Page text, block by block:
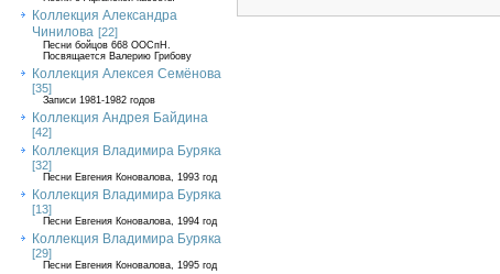
Коллекция Александра
Чинилова [22]
Песни бойцов 668 ООСпН.
Посвящается Валерию Грибову
Коллекция Алексея Семёнова
[35]
Записи 1981-1982 годов
Коллекция Андрея Байдина
[42]
Коллекция Владимира Буряка
[32]
Песни Евгения Коновалова, 1993 год
Коллекция Владимира Буряка
[13]
Песни Евгения Коновалова, 1994 год
Коллекция Владимира Буряка
[29]
Песни Евгения Коновалова, 1995 год